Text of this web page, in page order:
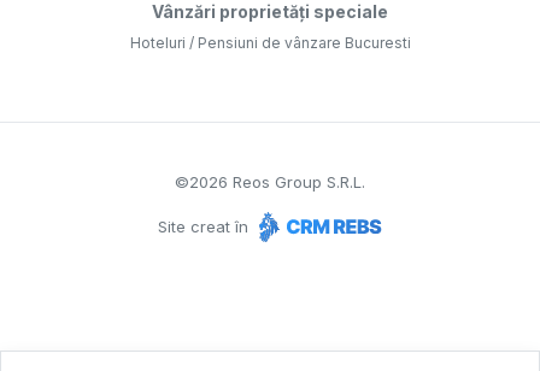
Vânzări proprietăți speciale
Hoteluri / Pensiuni de vânzare Bucuresti
©2026 Reos Group S.R.L.
Site creat în